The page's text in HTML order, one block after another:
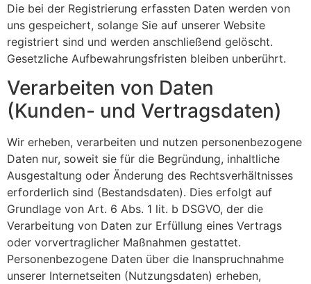
Die bei der Registrierung erfassten Daten werden von
uns gespeichert, solange Sie auf unserer Website
registriert sind und werden anschließend gelöscht.
Gesetzliche Aufbewahrungsfristen bleiben unberührt.
Verarbeiten von Daten
(Kunden- und Vertragsdaten)
Wir erheben, verarbeiten und nutzen personenbezogene
Daten nur, soweit sie für die Begründung, inhaltliche
Ausgestaltung oder Änderung des Rechtsverhältnisses
erforderlich sind (Bestandsdaten). Dies erfolgt auf
Grundlage von Art. 6 Abs. 1 lit. b DSGVO, der die
Verarbeitung von Daten zur Erfüllung eines Vertrags
oder vorvertraglicher Maßnahmen gestattet.
Personenbezogene Daten über die Inanspruchnahme
unserer Internetseiten (Nutzungsdaten) erheben,